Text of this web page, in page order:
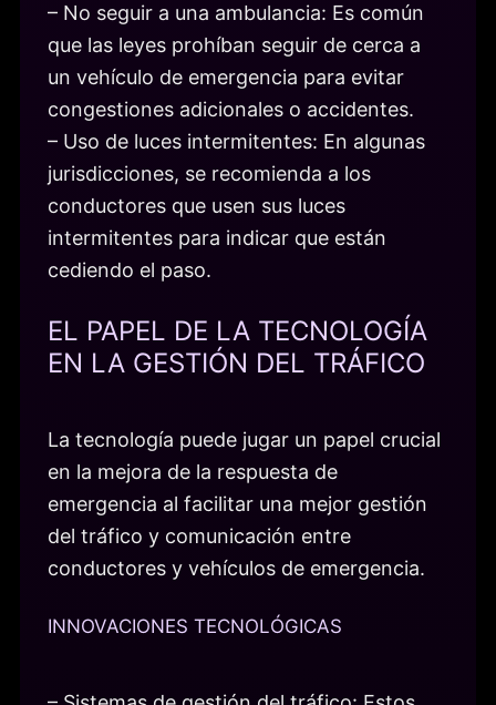
– No seguir a una ambulancia: Es común
que las leyes prohíban seguir de cerca a
un vehículo de emergencia para evitar
congestiones adicionales o accidentes.
– Uso de luces intermitentes: En algunas
jurisdicciones, se recomienda a los
conductores que usen sus luces
intermitentes para indicar que están
cediendo el paso.
EL PAPEL DE LA TECNOLOGÍA
EN LA GESTIÓN DEL TRÁFICO
La tecnología puede jugar un papel crucial
en la mejora de la respuesta de
emergencia al facilitar una mejor gestión
del tráfico y comunicación entre
conductores y vehículos de emergencia.
INNOVACIONES TECNOLÓGICAS